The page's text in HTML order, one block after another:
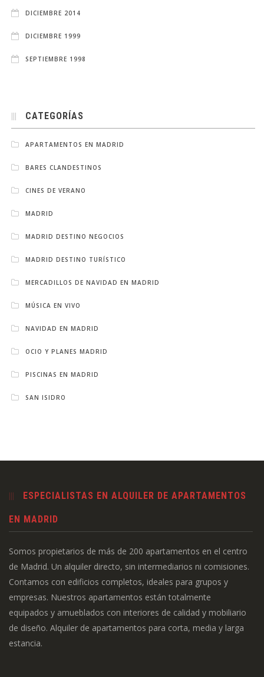
DICIEMBRE 2014
DICIEMBRE 1999
SEPTIEMBRE 1998
CATEGORÍAS
APARTAMENTOS EN MADRID
BARES CLANDESTINOS
CINES DE VERANO
MADRID
MADRID DESTINO NEGOCIOS
MADRID DESTINO TURÍSTICO
MERCADILLOS DE NAVIDAD EN MADRID
MÚSICA EN VIVO
NAVIDAD EN MADRID
OCIO Y PLANES MADRID
PISCINAS EN MADRID
SAN ISIDRO
ESPECIALISTAS EN ALQUILER DE APARTAMENTOS
EN MADRID
Somos propietarios de más de 200 apartamentos en el centro
de Madrid. Un alquiler directo, sin intermediarios ni comisiones.
Contamos con edificios completos, ideales para grupos y
empresas. Nuestros apartamentos están totalmente
equipados y amueblados con interiores de calidad y mobiliario
de diseño. Alquiler de apartamentos para corta, media y larga
estancia.